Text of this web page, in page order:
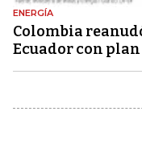
ENERGÍA
Colombia
Ecuador con plan